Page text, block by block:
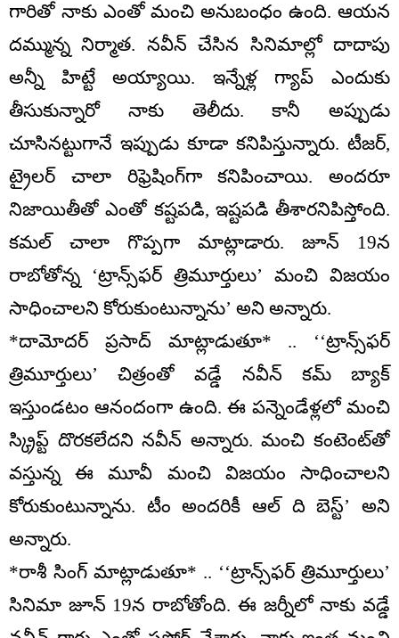
గారితో నాకు ఎంతో మంచి అనుబంధం ఉంది. ఆయన
దమ్మున్న నిర్మాత. నవీన్ చేసిన సినిమాల్లో దాదాపు
అన్నీ హిట్టే అయ్యాయి. ఇన్నేళ్ల గ్యాప్ ఎందుకు
తీసుకున్నారో నాకు తెలీదు. కానీ అప్పుడు
చూసినట్టుగానే ఇప్పుడు కూడా కనిపిస్తున్నారు. టీజర్,
ట్రైలర్ చాలా రిఫ్రెషింగ్‌గా కనిపించాయి. అందరూ
నిజాయితీతో ఎంతో కష్టపడి, ఇష్టపడి తీశారనిపిస్తోంది.
కమల్ చాలా గొప్పగా మాట్లాడారు. జూన్ 19న
రాబోతోన్న ‘ట్రాన్స్‌ఫర్ త్రిమూర్తులు’ మంచి విజయం
సాధించాలని కోరుకుంటున్నాను’ అని అన్నారు.
*దామోదర్ ప్రసాద్ మాట్లాడుతూ* .. ‘‘ట్రాన్స్‌ఫర్
త్రిమూర్తులు’ చిత్రంతో వడ్డే నవీన్ కమ్ బ్యాక్
ఇస్తుండటం ఆనందంగా ఉంది. ఈ పన్నెండేళ్లలో మంచి
స్క్రిప్ట్ దొరకలేదని నవీన్ అన్నారు. మంచి కంటెంట్‌తో
వస్తున్న ఈ మూవీ మంచి విజయం సాధించాలని
కోరుకుంటున్నాను. టీం అందరికీ ఆల్ ది బెస్ట్’ అని
అన్నారు.
*రాశీ సింగ్ మాట్లాడుతూ* .. ‘‘ట్రాన్స్‌ఫర్ త్రిమూర్తులు’
సినిమా జూన్ 19న రాబోతోంది. ఈ జర్నీలో నాకు వడ్డే